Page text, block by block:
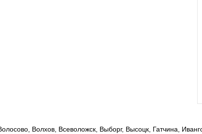
Волхов, Всеволожск, Выборг, Высоцк, Гатчина,